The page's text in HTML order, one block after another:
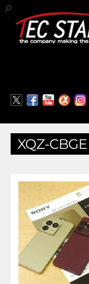
XQZ-CBGE